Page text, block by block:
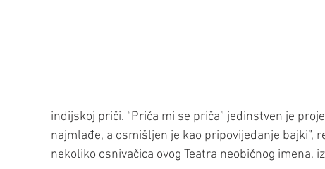
indijskoj priči. “Priča mi se priča” jedinstven je
najmlađe, a osmišljen je kao pripovijedanje bajki”,
nekoliko osnivačica ovog Teatra neobičnog imena,